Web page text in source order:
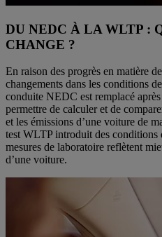
DU NEDC À LA WLTP :
CHANGE ?
En raison des progrès en matière
changements dans les conditions
conduite NEDC est remplacé
permettre de calculer et de
et les émissions d’une voiture de
test WLTP introduit des conditions
mesures de laboratoire reflètent
d’une voiture.